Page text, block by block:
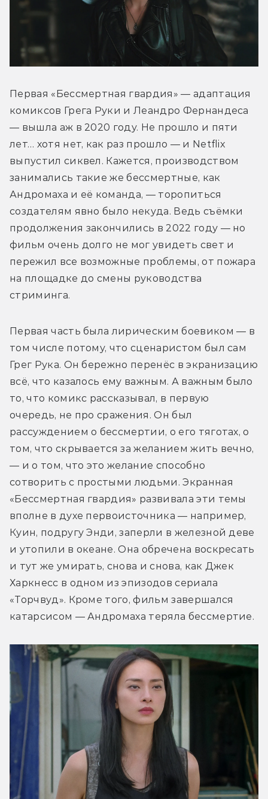
Первая «Бессмертная гвардия» — адаптация
комиксов Грега Руки и Леандро Фернандеса
— вышла аж в 2020 году. Не прошло и пяти
лет… хотя нет, как раз прошло — и Netflix
выпустил сиквел. Кажется, производством
занимались такие же бессмертные, как
Андромаха и её команда, — торопиться
создателям явно было некуда. Ведь съёмки
продолжения закончились в 2022 году — но
фильм очень долго не мог увидеть свет и
пережил все возможные проблемы, от пожара
на площадке до смены руководства
стриминга.
Первая часть была лирическим боевиком — в
том числе потому, что сценаристом был сам
Грег Рука. Он бережно перенёс в экранизацию
всё, что казалось ему важным. А важным было
то, что комикс рассказывал, в первую
очередь, не про сражения. Он был
рассуждением о бессмертии, о его тяготах, о
том, что скрывается за желанием жить вечно,
— и о том, что это желание способно
сотворить с простыми людьми. Экранная
«Бессмертная гвардия» развивала эти темы
вполне в духе первоисточника — например,
Куин, подругу Энди, заперли в железной деве
и утопили в океане. Она обречена воскресать
и тут же умирать, снова и снова, как Джек
Харкнесс в одном из эпизодов сериала
«Торчвуд». Кроме того, фильм завершался
катарсисом — Андромаха теряла бессмертие.